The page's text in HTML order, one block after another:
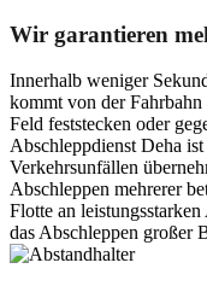
Wir garantieren
Innerhalb weniger
kommt von der
Feld feststecken oder
Abschleppdienst Deha
Verkehrsunfällen
Abschleppen mehrerer
Flotte an
das Abschleppen großer